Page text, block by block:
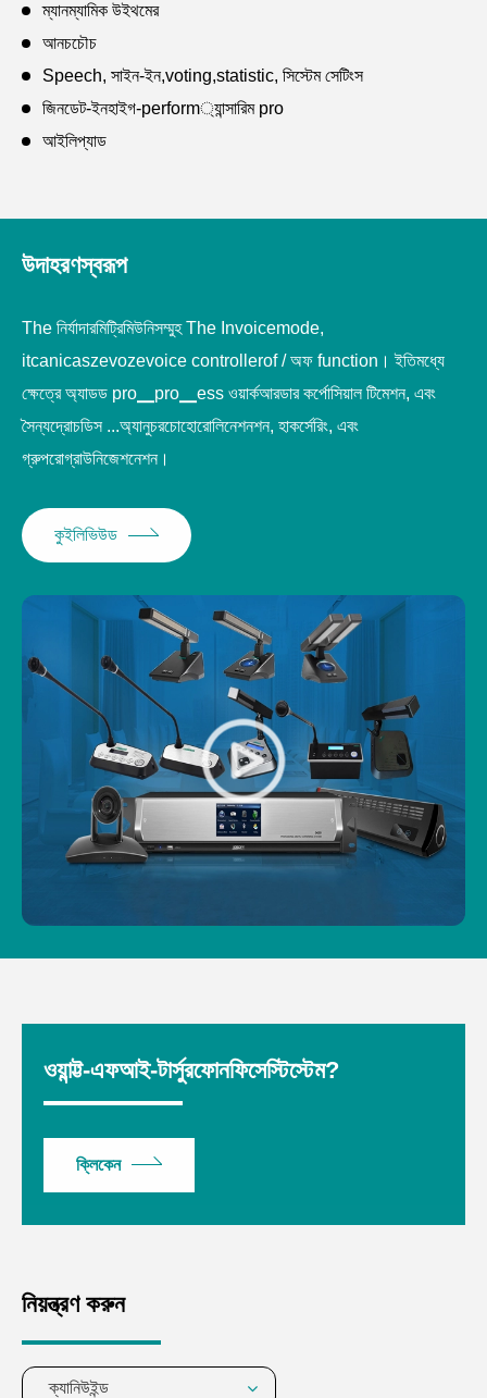
ম্যানম্যামিক উইথমের
আনচচৌচ
Speech, সাইন-ইন,voting,statistic, সিস্টেম সেটিংস
জিনডেট-ইনহাইগ-perform্যান্সারিম pro
আইলিপ্যাড
উদাহরণস্বরূপ
The নির্যাদারমিট্রিমিউনিসম্মুহ The Invoicemode,
itcanicaszevozevoice controllerof / অফ function। ইতিমধ্যে
ক্ষেত্রে অ্যাডড pro▁pro▁ess ওয়ার্কআরডার কর্পোসিয়াল টিমেশন, এবং
সৈন্যদ্রোচডিস ...অ্যানুচরচোহোরোলিনেশনশন, হাকর্সেরিং, এবং
গ্রুপরোগ্রাউনিজেশনেশন।
কুইলিভিউড
ওয়ান্ট্ট-এফআই-টার্সুরফোনফিসেস্টিস্টেম?
ক্লিকেন
নিয়ন্ত্রণ করুন
ক্যানিউইন্ড